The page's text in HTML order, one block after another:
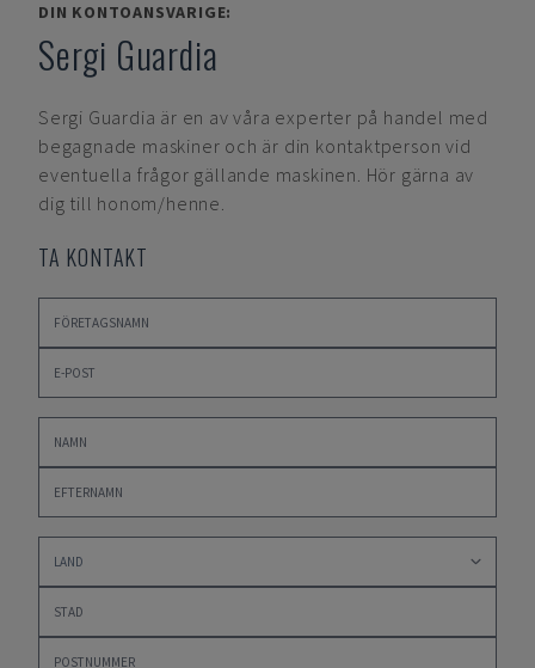
DIN KONTOANSVARIGE:
Sergi Guardia
Sergi Guardia är en av våra experter på handel med
begagnade maskiner och är din kontaktperson vid
eventuella frågor gällande maskinen. Hör gärna av
dig till honom/henne.
TA KONTAKT